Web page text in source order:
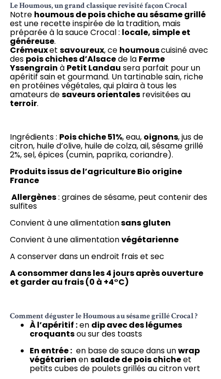
Le Houmous, un grand classique revisité façon Crocal
Notre houmous de pois chiche au sésame grillé
est une recette inspirée de la tradition, mais
préparée à la sauce Crocal : locale, simple et
généreuse.
Crémeuxet savoureux, ce houmouscuisiné avec
des pois chiches d’Alsacede la Ferme
Yssengrain à Petit Landau sera parfait pour un
apéritif sain et gourmand. Un tartinable sain, riche
en protéines végétales, qui plaira à tous les
amateurs desaveurs orientales revisitées au
terroir.
Ingrédients : Pois chiche 51%, eau, oignons, jus de
citron, huile d’olive, huile de colza, ail, sésame grillé
2%, sel, épices (cumin, paprika, coriandre).
Produits issus de l’agriculture Bio origine
France
Allergènes: graines de sésame, peut contenir des
sulfites
Convient à une alimentationsans gluten
Convient à une alimentationvégétarienne
A conserver dans un endroit frais et sec
A consommer dans les 4 jours après ouverture
et garder au frais (0 à +4°C)
Comment déguster le Houmous au sésame grillé Crocal ?
À l’apéritif :en dip avec des légumes
croquantsou sur des toasts
En entrée : en base de sauce dans unwrap
végétarien ensalade de pois chicheet
petits cubes de poulets grillés au citron vert